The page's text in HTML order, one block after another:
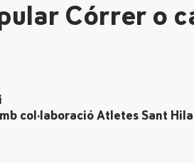
Córrer o
col·laboració Atletes Sant